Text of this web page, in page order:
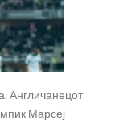
Англичанецот
Марсеј